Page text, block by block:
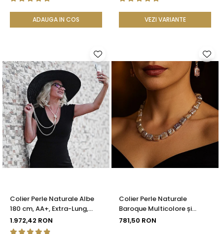
ADAUGA IN COS VEZI VARIANTE
Colier Perle Naturale Albe
180 cm, AA+, Extra-Lung,
Argint 925 | KASKADDA®
1.972,42 RON
Colier Perle Naturale
Baroque Multicolore și
Închizătoare Argint 925 |
781,50 RON